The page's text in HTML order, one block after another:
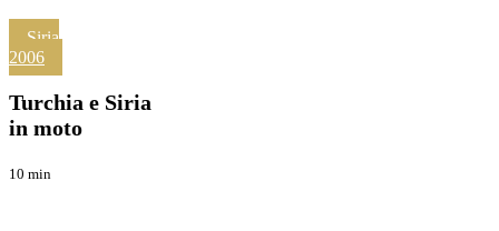
Turchia
e
Siria
in
moto
Siria
2006
Turchia e Siria
in moto
10 min